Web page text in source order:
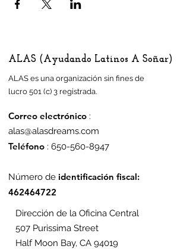
ALAS (Ayudando Latinos A Soñar)
ALAS es una organización sin fines de
lucro 501 (c) 3 registrada.
Correo electrónico :
alas@alasdreams.com
Teléfono : 650-560-8947
Número de identificación fiscal:
462464722
Dirección de la Oficina Central
507 Purissima Street
Half Moon Bay, CA 94019